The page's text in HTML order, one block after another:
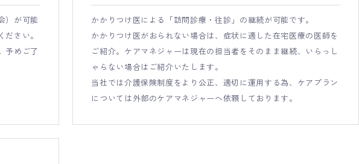
）が可能
さい。
予めご了
かかりつけ医による「訪問診療・往診」の継続が可能です。
かかりつけ医がおられない場合は、症状に適した在宅医療の医師を
ご紹介。ケアマネジャーは現在の担当者をそのまま継続、いらっし
ゃらない場合はご紹介いたします。
当社では介護保険制度をより公正、適切に運用する為、ケアプラン
については外部のケアマネジャーへ依頼しております。